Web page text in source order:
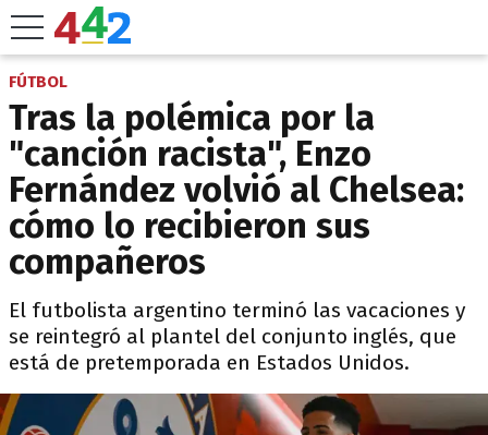
FÚTBOL
Tras la polémica por la
"canción racista", Enzo
Fernández volvió al Chelsea:
cómo lo recibieron sus
compañeros
El futbolista argentino terminó las vacaciones y
se reintegró al plantel del conjunto inglés, que
está de pretemporada en Estados Unidos.